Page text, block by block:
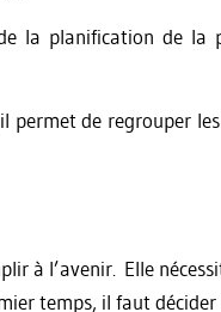
la planification de la
de regrouper
à l’avenir. Elle
temps, il faut